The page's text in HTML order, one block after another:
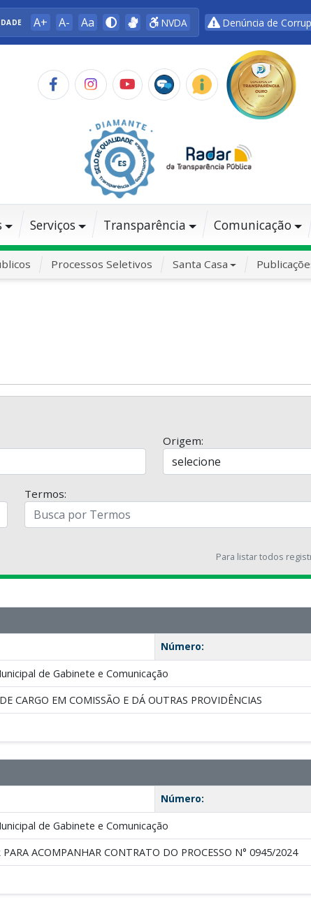
A+ A- Aa NVDA Denúncia de
Serviços Transparência Comunicação
Processos Seletivos Santa Casa
Origem:
Termos:
Para listar todos
Número:
de Gabinete e Comunicação
CARGO EM COMISSÃO E DÁ OUTRAS PROVIDÊNCIAS
Número:
de Gabinete e Comunicação
PARA ACOMPANHAR CONTRATO DO PROCESSO N° 0945/2024